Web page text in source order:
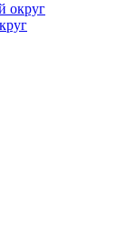
округ